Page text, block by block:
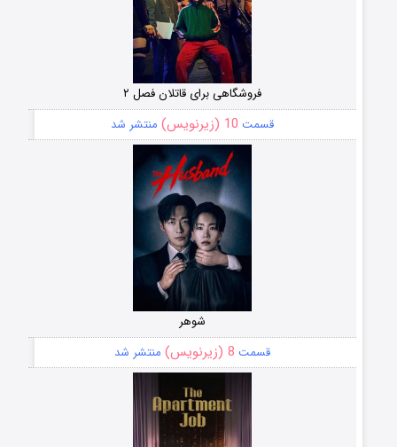
فروشگاهی برای قاتلان فصل ۲
قسمت 10 (زیرنویس) منتشر شد
شوهر
قسمت 8 (زیرنویس) منتشر شد